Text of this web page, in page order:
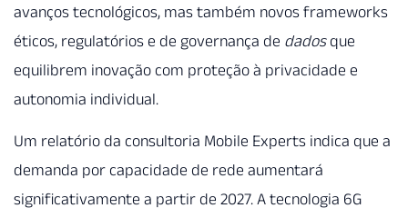
avanços tecnológicos, mas também novos frameworks
éticos, regulatórios e de governança de dadosque
equilibrem inovação com proteção à privacidade e
autonomia individual.
Um relatório da consultoria Mobile Experts indica que a
demanda por capacidade de rede aumentará
significativamente a partir de 2027. A tecnologia 6G